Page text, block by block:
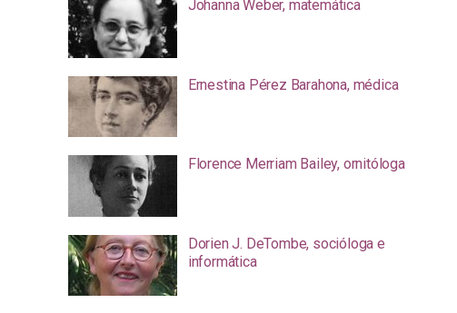
Johanna Weber, matemática
Ernestina Pérez Barahona, médica
Florence Merriam Bailey, ornitóloga
Dorien J. DeTombe, socióloga e
informática